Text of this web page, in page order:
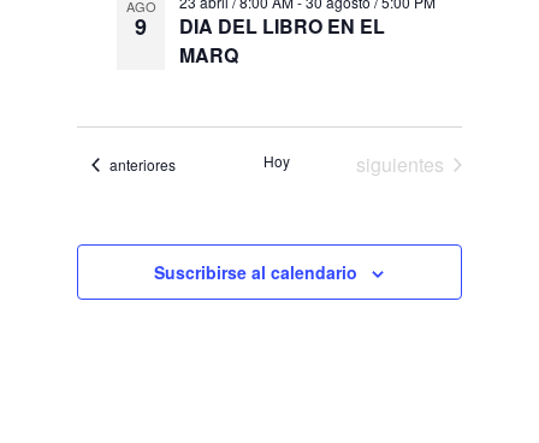
AGO
9
DIA DEL LIBRO EN EL
MARQ
Eventos
anteriores Hoy Eventos
siguientes
Suscribirse al calendario